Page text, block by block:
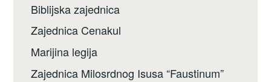
Biblijska zajednica
Zajednica Cenakul
Marijina legija
Zajednica Milosrdnog Isusa “Faustinum”